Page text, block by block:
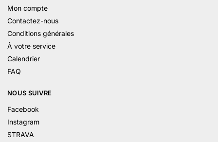
Mon compte
Contactez-nous
Conditions générales
À votre service
Calendrier
FAQ
NOUS SUIVRE
Facebook
Instagram
STRAVA